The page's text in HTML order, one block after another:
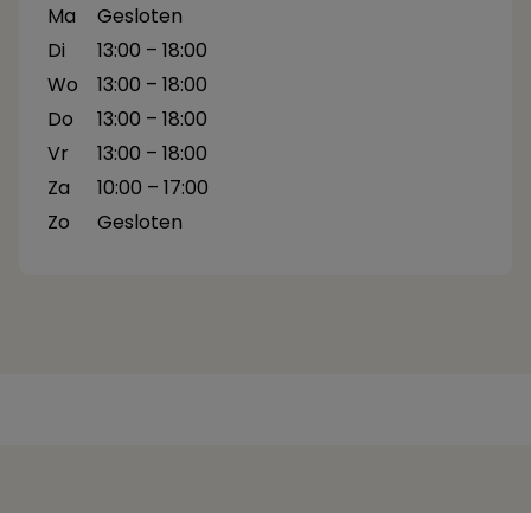
Ma
Gesloten
Di
13:00 – 18:00
Wo
13:00 – 18:00
Do
13:00 – 18:00
Vr
13:00 – 18:00
Za
10:00 – 17:00
Zo
Gesloten